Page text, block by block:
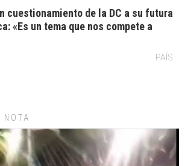
cuestionamiento de la DC a su futura
«Es un tema que nos compete a
PAÍS